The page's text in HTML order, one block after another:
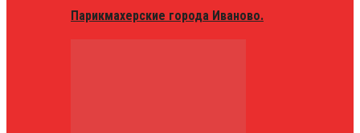
Парикмахерские города Иваново.